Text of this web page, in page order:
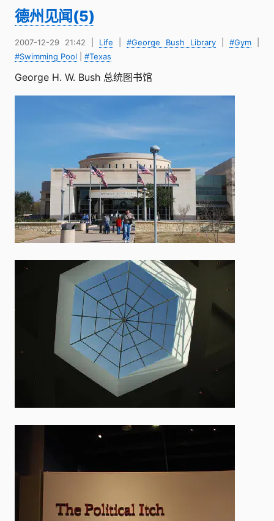
德州见闻(5)
2007-12-29 21:42 Life #George Bush Library #Gym
#Swimming Pool
#Texas
George H. W. Bush 总统图书馆